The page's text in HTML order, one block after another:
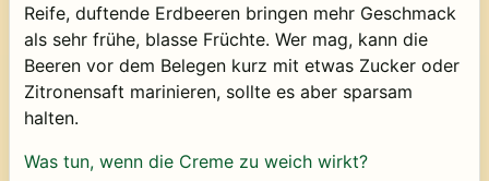
Reife, duftende Erdbeeren bringen mehr Geschmack
als sehr frühe, blasse Früchte. Wer mag, kann die
Beeren vor dem Belegen kurz mit etwas Zucker oder
Zitronensaft marinieren, sollte es aber sparsam
halten.
Was tun, wenn die Creme zu weich wirkt?